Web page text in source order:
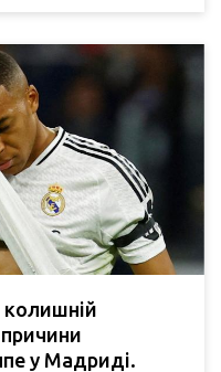
колишній
у Мадриді.